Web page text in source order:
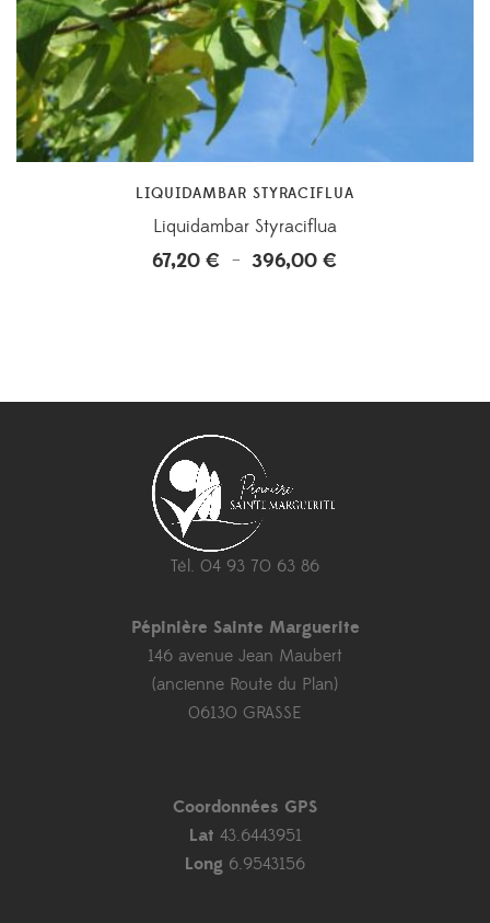
LIQUIDAMBAR STYRACIFLUA
Liquidambar Styraciflua
67,20 € – 396,00 €
396,00 €
Tél. 04 93 70 63 86
Pépinière Sainte Marguerite
146 avenue Jean Maubert
(ancienne Route du Plan)
06130 GRASSE
Coordonnées GPS
Lat 43.6443951
Long 6.9543156